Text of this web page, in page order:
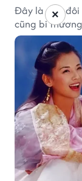
Đây là cặp đôi
cũng bi
×